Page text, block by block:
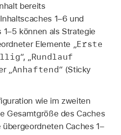
bereits
1–6 und
können als Strategie
Elemente „ Erste
“, „ Rundlauf
„ Anhaftend“ (Sticky
wie im zweiten
Gesamtgröße des Caches
Caches 1–